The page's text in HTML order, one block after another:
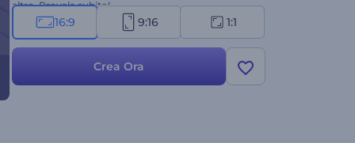
altro. Provala subito!
16:9 9:16 1:1
Crea Ora